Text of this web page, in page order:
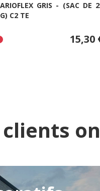
GRIS - (SAC DE
C2 TE
15,30